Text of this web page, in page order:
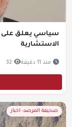
سياسي يعلق على
الاستشارية
منذ 11 دقيقة 32
صحيفة المرصد- اخبار